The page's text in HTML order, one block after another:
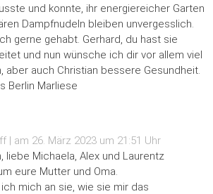
und konnte, ihr energiereicher Garten
Dampfnudeln bleiben unvergesslich.
gerne gehabt. Gerhard, du hast sie
und nun wünsche ich dir vor allem viel
aber auch Christian bessere Gesundheit.
Berlin Marliese
| am 26. März 2023 um 21:51 Uhr
liebe Michaela, Alex und Laurentz
eure Mutter und Oma.
mich an sie, wie sie mir das